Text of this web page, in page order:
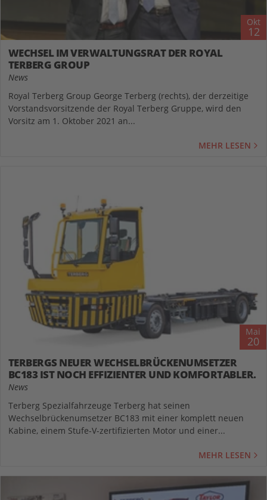
Okt
12
WECHSEL IM VERWALTUNGSRAT DER ROYAL
TERBERG GROUP
News
Royal Terberg Group George Terberg (rechts), der derzeitige
Vorstandsvorsitzende der Royal Terberg Gruppe, wird den
Vorsitz am 1. Oktober 2021 an...
MEHR LESEN
Mai
20
TERBERGS NEUER WECHSELBRÜCKENUMSETZER
BC183 IST NOCH EFFIZIENTER UND KOMFORTABLER.
News
Terberg Spezialfahrzeuge Terberg hat seinen
Wechselbrückenumsetzer BC183 mit einer komplett neuen
Kabine, einem Stufe-V-zertifizierten Motor und einer...
MEHR LESEN